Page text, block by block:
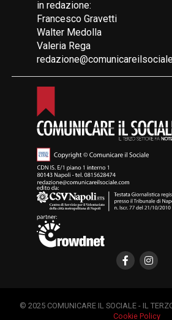
in redazione:
Francesco Gravetti
Walter Medolla
Valeria Rega
© 2025 COMUNICARE IL SOCIALE - IL
Cookie Policy